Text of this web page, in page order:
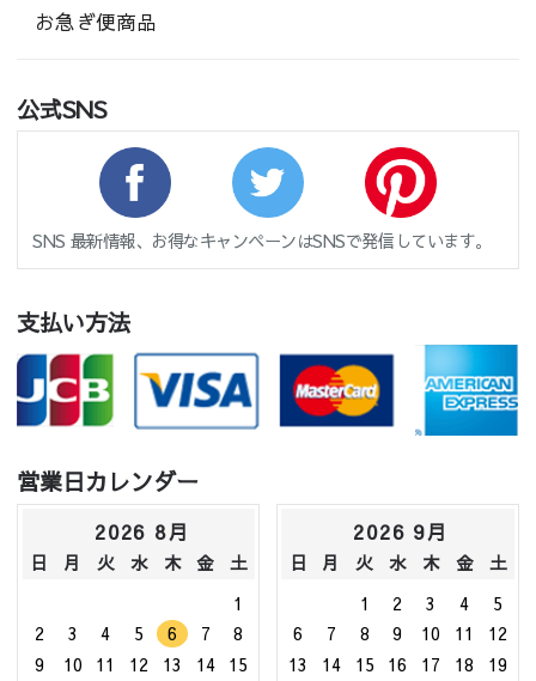
お急ぎ便商品
公式SNS
SNS 最新情報、お得なキャンペーンはSNSで発信しています。
支払い方法
営業日カレンダー
2026 8月
日 月 火 水 木 金
土
1
2
3 4 5 6 7
8
9
10 11 12 13 14
15
2026 9月
日 月 火 水 木 金
土
1
2 3 4
5
6
7 8 9 10 11
12
13
14 15 16 17 18
19